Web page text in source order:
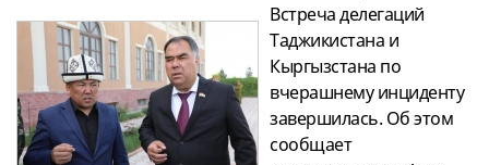
Встреча делегаций
Таджикистана и
Кыргызстана по
вчерашнему инциденту
завершилась. Об этом
сообщает